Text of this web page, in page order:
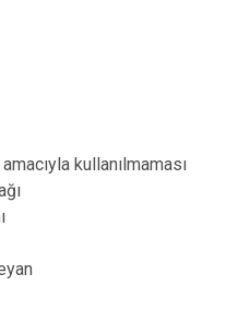
kullanılmaması